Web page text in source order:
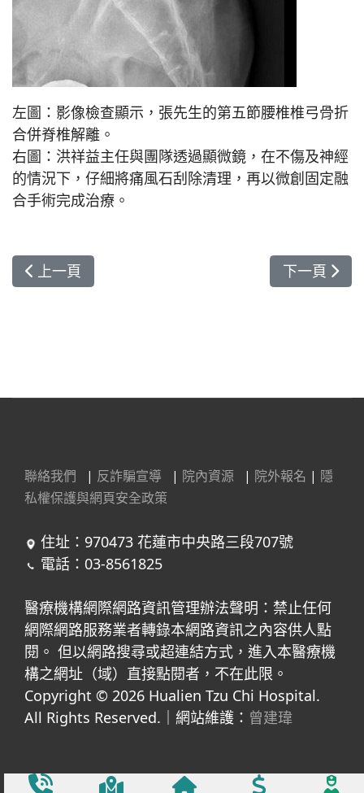
左圖：影像檢查顯示，張先生的第五節腰椎椎弓骨折
合併脊椎解離。
右圖：洪祥益主任與團隊透過顯微鏡，在不傷及神經
的情況下，仔細將痛風石刮除清理，再以微創固定融
合手術完成治療。
上一篇文章: 中西醫接力講堂 逆轉惡視力點亮靈魂之
上一頁 下一篇文章
下一頁
聯絡我們 | 反詐騙宣導 | 院內資源 | 院外報名 | 隱
私權保護與網頁安全政策
住址：970473 花蓮市中央路三段707號
電話：03-8561825
醫療機構網際網路資訊管理辦法聲明：禁止任何
網際網路服務業者轉錄本網路資訊之內容供人點
閱。 但以網路搜尋或超連結方式，進入本醫療機
構之網址（域）直接點閱者，不在此限。
Copyright © 2026 Hualien Tzu Chi Hospital.
All Rights Reserved.｜網站維護： 曾建瑋